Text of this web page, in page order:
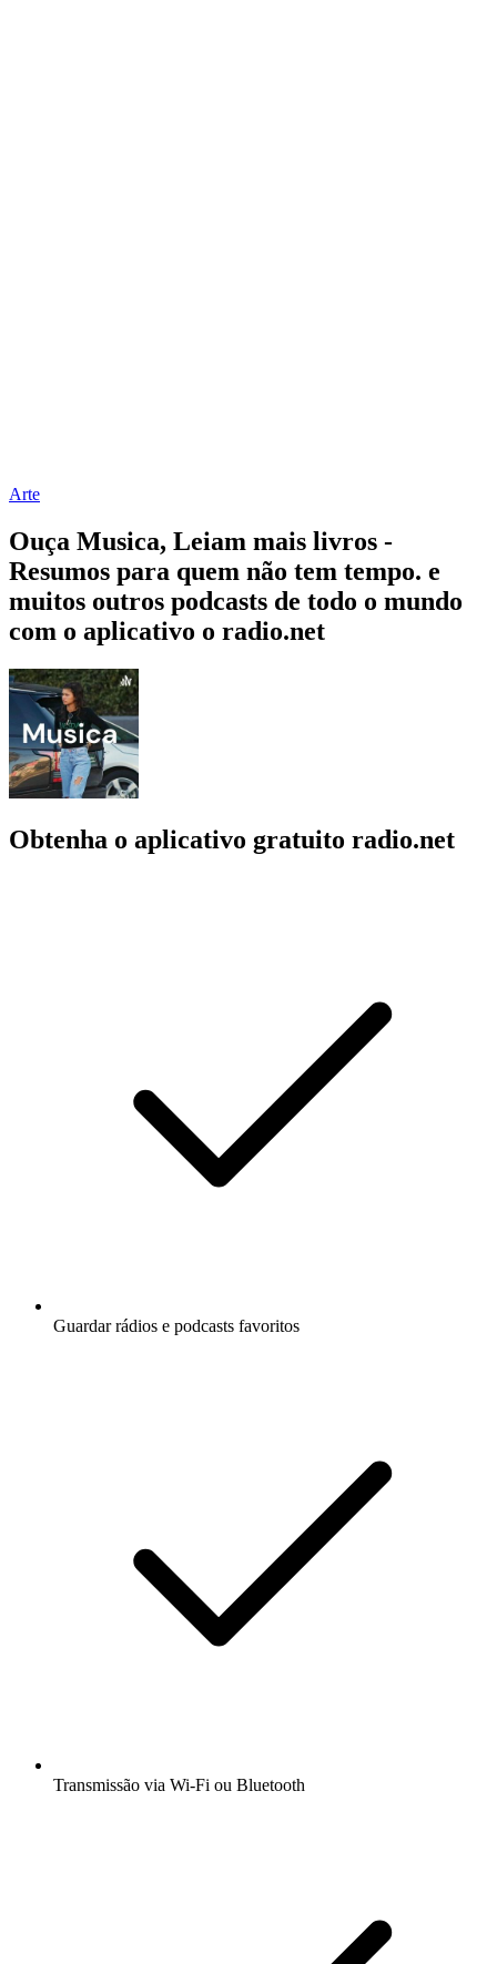
Arte
Ouça Musica, Leiam mais livros -
Resumos para quem não tem tempo. e
muitos outros podcasts de todo o mundo
com o aplicativo o radio.net
Obtenha o aplicativo gratuito radio.net
Guardar rádios e podcasts favoritos
Transmissão via Wi-Fi ou Bluetooth